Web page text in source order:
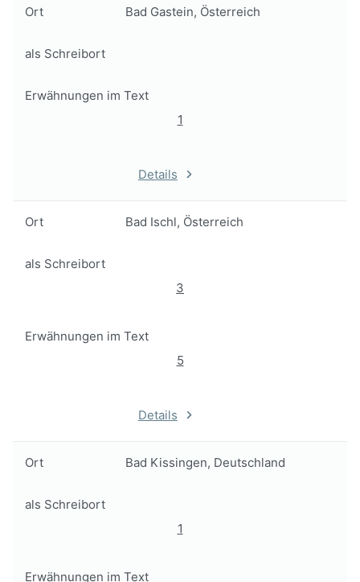
Ort Bad Gastein, Österreich
als Schreibort
Erwähnungen im Text
1
Details
Ort Bad Ischl, Österreich
als Schreibort
3
Erwähnungen im Text
5
Details
Ort Bad Kissingen, Deutschland
als Schreibort
1
Erwähnungen im Text